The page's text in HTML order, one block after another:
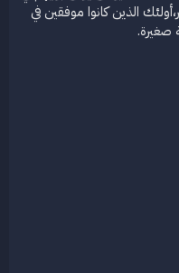
الذين كانوا موفقين في
صغيرة.